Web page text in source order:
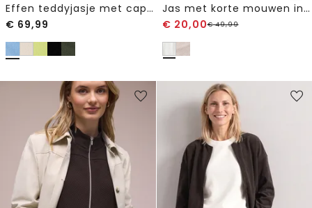
Effen teddyjasje met capuchon
€ 69,99
Jas met korte mouwen in gebreide look met glitters
€ 20,00€49,99